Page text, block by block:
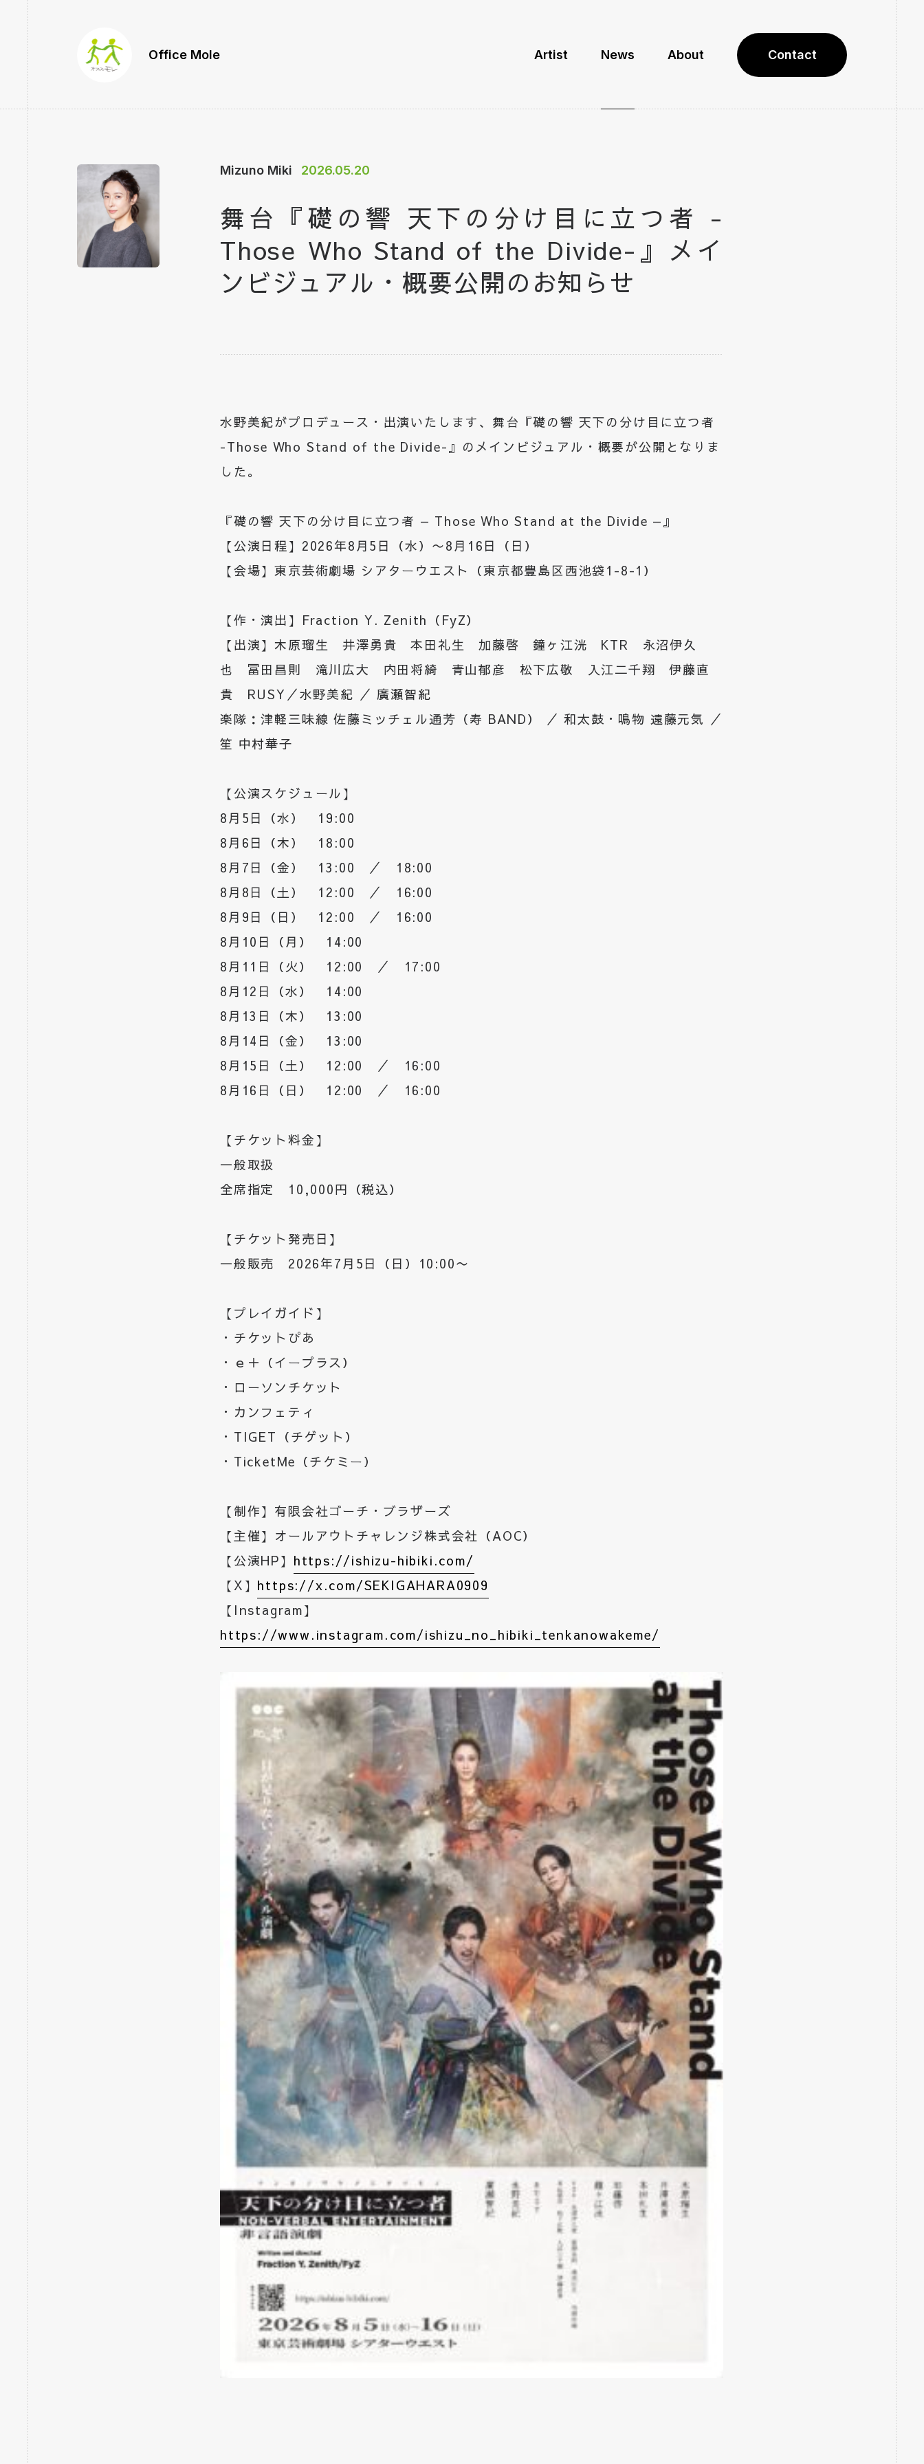
Office Mole Artist News About Contact
Mizuno Miki 2026.05.20
舞台『礎の響 天下の分け目に立つ者 -
Those Who Stand of the Divide-』メイ
ンビジュアル・概要公開のお知らせ
水野美紀がプロデュース・出演いたします、舞台『礎の響 天下の分け目に立つ者
-Those Who Stand of the Divide-』のメインビジュアル・概要が公開となりま
した。
『礎の響 天下の分け目に立つ者 — Those Who Stand at the Divide —』
【公演日程】2026年8月5日（水）〜8月16日（日）
【会場】東京芸術劇場 シアターウエスト（東京都豊島区西池袋1-8-1）
【作・演出】Fraction Y. Zenith（FyZ）
【出演】木原瑠生 井澤勇貴 本田礼生 加藤啓 鐘ヶ江洸 KTR 永沼伊久
也 冨田昌則 滝川広大 内田将綺 青山郁彦 松下広敬 入江二千翔 伊藤直
貴 RUSY／水野美紀 ／ 廣瀬智紀
楽隊：津軽三味線 佐藤ミッチェル通芳（寿 BAND） ／ 和太鼓・鳴物 遠藤元気 ／
笙 中村華子
【公演スケジュール】
8月5日（水） 19:00
8月6日（木） 18:00
8月7日（金） 13:00 ／ 18:00
8月8日（土） 12:00 ／ 16:00
8月9日（日） 12:00 ／ 16:00
8月10日（月） 14:00
8月11日（火） 12:00 ／ 17:00
8月12日（水） 14:00
8月13日（木） 13:00
8月14日（金） 13:00
8月15日（土） 12:00 ／ 16:00
8月16日（日） 12:00 ／ 16:00
【チケット料金】
一般取扱
全席指定 10,000円（税込）
【チケット発売日】
一般販売 2026年7月5日（日）10:00〜
【プレイガイド】
・チケットぴあ
・ｅ＋（イープラス）
・ローソンチケット
・カンフェティ
・TIGET（チゲット）
・TicketMe（チケミー）
【制作】有限会社ゴーチ・ブラザーズ
【主催】オールアウトチャレンジ株式会社（AOC）
【公演HP】 https://ishizu-hibiki.com/
【X】 https://x.com/SEKIGAHARA0909
【Instagram】
https://www.instagram.com/ishizu_no_hibiki_tenkanowakeme/